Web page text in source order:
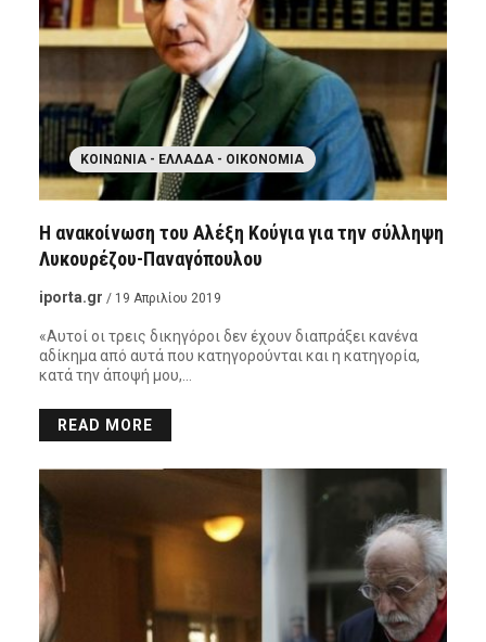
ΚΟΙΝΩΝΊΑ - ΕΛΛΆΔΑ - ΟΙΚΟΝΟΜΊΑ
Η ανακοίνωση του Αλέξη Κούγια για την σύλληψη
Λυκουρέζου-Παναγόπουλου
iporta.gr / 19 Απριλίου 2019
«Αυτοί οι τρεις δικηγόροι δεν έχουν διαπράξει κανένα
αδίκημα από αυτά που κατηγορούνται και η κατηγορία,
κατά την άποψή μου,…
READ MORE